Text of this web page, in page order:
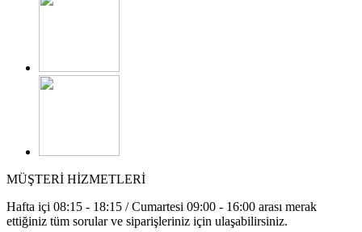
MÜŞTERİ HİZMETLERİ
Hafta içi 08:15 - 18:15 / Cumartesi 09:00 - 16:00 arası merak
ettiğiniz tüm sorular ve siparişleriniz için ulaşabilirsiniz.